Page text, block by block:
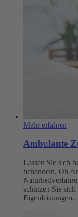
Mehr erfahren
Ambulante
Lassen Sie sich
behandeln. Ob
schützen Sie
Eigenleistungen.